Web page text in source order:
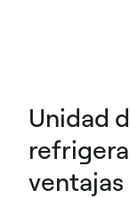
Unidad